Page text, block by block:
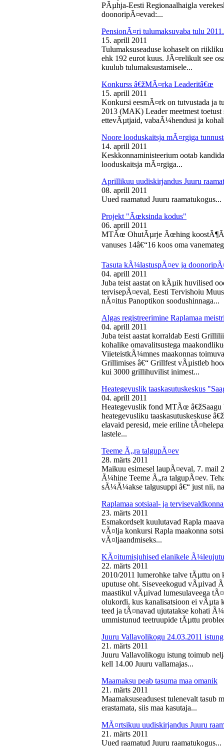
PÃµhja-Eesti Regionaalhaigla
doonoripÃ¤evad:...
PensionÃ¤ri tulumaksuvaba tulu
15. aprill 2011
Tulumaksuseaduse kohaselt on
ehk 192 eurot kuus. JÃ¤relikult see
kuulub tulumaksustamisele...
Konkurss â€žMÃ¤rka Leaderitâ€œ
15. aprill 2011
Konkursi eesmÃ¤rk on tutvustada ja
2013 (MAK) Leader meetmest
ettevÃµtjaid, vabaÃ¼hendusi ja
Noore looduskaitsja mÃ¤rgiga
14. aprill 2011
Keskkonnaministeerium ootab
looduskaitsja mÃ¤rgiga...
Aprillikuu uudiskirjandus Juuru
08. aprill 2011
Uued raamatud Juuru raamatukogus...
Projekt "Ãœksinda kodus"
06. aprill 2011
MTÃœ OhutÃµrje Ãœhing
vanuses 14â€“16 koos oma
Tasuta kÃ¼lastuspÃ¤ev ja
04. aprill 2011
Juba teist aastat on kÃµik huvilised
tervisepÃ¤eval, Eesti Tervishoiu
nÃ¤itus Panoptikon soodushinnaga...
Algas registreerimine Raplamaa
04. aprill 2011
Juba teist aastat korraldab Eesti
kohalike omavalitsustega
ViieteistkÃ¼mnes maakonnas
Grillimises â€“ Grillfest vÃµistleb
kui 3000 grillihuvilist inimest...
Heategevuslik taaskasutuskeskus
04. aprill 2011
Heategevuslik fond MTÃœ â€žSaagu
heategevusliku taaskasutuskeskuse
elavaid peresid, meie eriline
lastele...
Teeme Ã„ra talgupÃ¤ev
28. märts 2011
Maikuu esimesel laupÃ¤eval, 7.
Ã¼hine Teeme Ã„ra talgupÃ¤ev.
sÃ¼Ã¼akse talgusuppi â€“ just nii,
Raplamaa sotsiaal- ja
23. märts 2011
Esmakordselt kuulutavad Rapla
vÃ¤lja konkursi Rapla maakonna
vÃ¤ljaandmiseks...
KÃ¤itumisjuhised elanikele
22. märts 2011
2010/2011 lumerohke talve tÃµttu on
uputuse oht. Siseveekogud vÃµivad
maastikul vÃµivad lumesulaveega
olukordi, kus kanalisatsioon ei vÃµta
teed ja tÃ¤navad ujutatakse kohati
ummistunud teetruupide tÃµttu
Juuru Vallavolikogu 24.03.2011 istung
21. märts 2011
Juuru Vallavolikogu istung toimub
kell 14.00 Juuru vallamajas...
Maamaksu peab tasuma maa omanik
21. märts 2011
Maamaksuseadusest tulenevalt tasub
erastamata, siis maa kasutaja...
MÃ¤rtsikuu uudiskirjandus Juuru
21. märts 2011
Uued raamatud Juuru raamatukogus...